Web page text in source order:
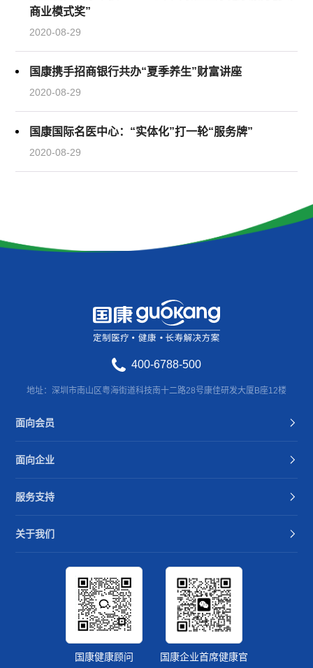
商业模式奖”
2020-08-29
国康携手招商银行共办“夏季养生”财富讲座
2020-08-29
国康国际名医中心：“实体化”打一轮“服务牌”
2020-08-29
400-6788-500
地址：深圳市南山区粤海街道科技南十二路28号康佳研发大厦B座12楼
面向会员
面向企业
服务支持
关于我们
国康健康顾问 国康企业首席健康官